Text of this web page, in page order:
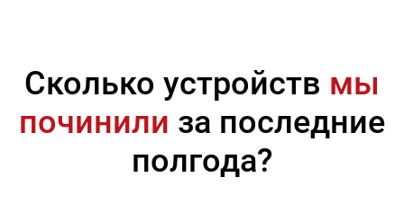
Сколько устройств мы
починили за последние
полгода?